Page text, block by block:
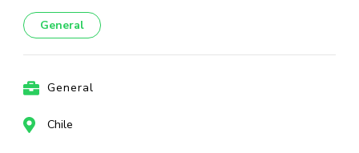
General
General
Chile